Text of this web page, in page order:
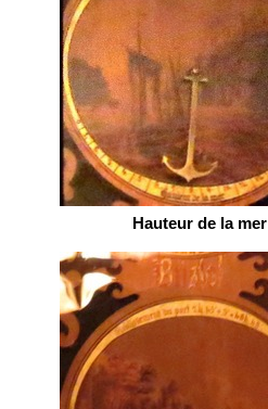
Hauteur de la mer